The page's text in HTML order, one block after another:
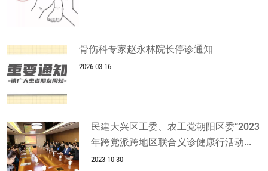
骨伤科专家赵永林院长停诊通知
2026-03-16
民建大兴区工委、农工党朝阳区委“2023
年跨党派跨地区联合义诊健康行活动...
2023-10-30